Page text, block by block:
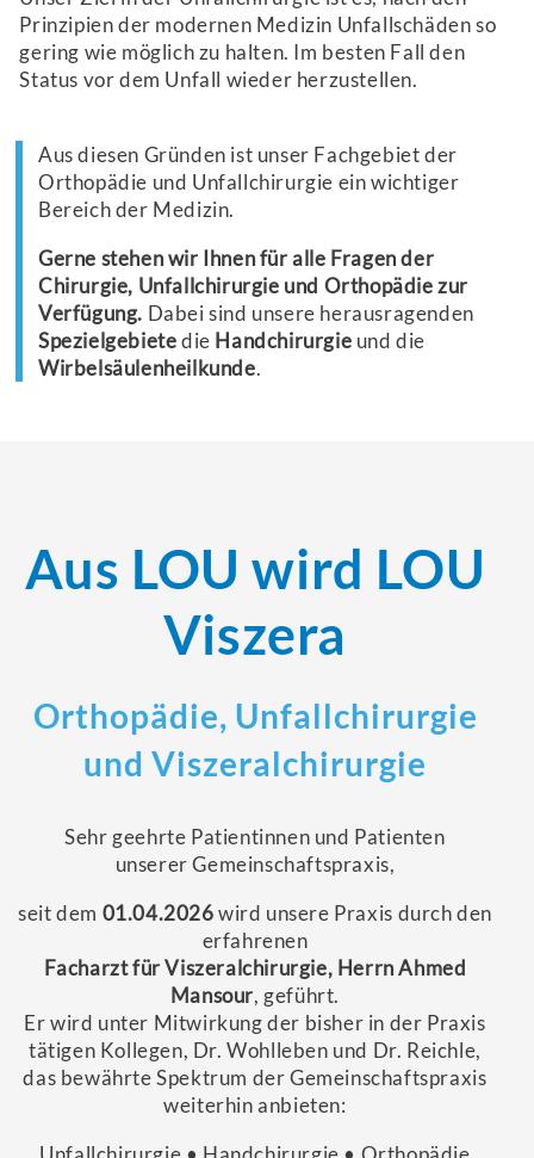
Prinzipien der modernen Medizin Unfallschäden so
gering wie möglich zu halten. Im besten Fall den
Status vor dem Unfall wieder herzustellen.
Aus diesen Gründen ist unser Fachgebiet der
Orthopädie und Unfallchirurgie ein wichtiger
Bereich der Medizin.
Gerne stehen wir Ihnen für alle Fragen der
Chirurgie, Unfallchirurgie und Orthopädie zur
Verfügung. Dabei sind unsere herausragenden
Spezielgebietedie Handchirurgie und die
Wirbelsäulenheilkunde.
Aus LOU wird LOU
Viszera
Orthopädie, Unfallchirurgie
und Viszeralchirurgie
Sehr geehrte Patientinnen und Patienten
unserer Gemeinschaftspraxis,
seit dem 01.04.2026wird unsere Praxis durch den
erfahrenen
Facharzt für Viszeralchirurgie, Herrn Ahmed
Mansour, geführt.
Er wird unter Mitwirkung der bisher in der Praxis
tätigen Kollegen, Dr. Wohlleben und Dr. Reichle,
das bewährte Spektrum der Gemeinschaftspraxis
weiterhin anbieten: